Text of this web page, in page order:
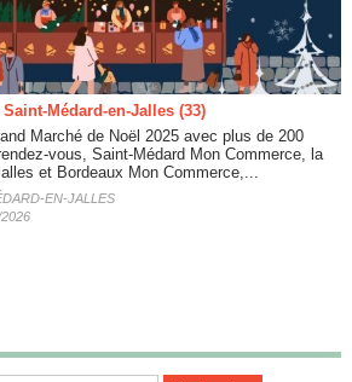
Médard-en-Jalles (33)
Marché de Noël 2025 avec plus de 200
vous, Saint-Médard Mon Commerce, la
et Bordeaux Mon Commerce,...
EN-JALLES